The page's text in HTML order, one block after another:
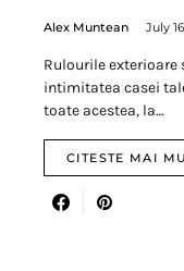
Alex Muntean July
Rulourile
intimitatea casei
toate acestea, la…
CITESTE MAI